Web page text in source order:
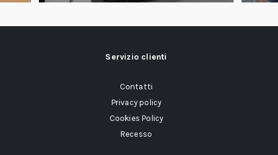
Servizio clienti
Contatti
Privacy policy
Cookies Policy
Recesso